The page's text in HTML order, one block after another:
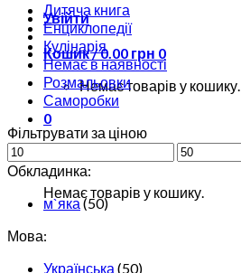
Увійти
Кошик /0.00 грн 0
Немає товарів у кошику.
0
Немає товарів у кошику.
Дитяча книга
Енциклопедії
Кулінарія
Немає в наявності
Розмальовки
Саморобки
Фільтрувати за ціною
Обкладинка:
м`яка(50)
Мова:
Українська (50)